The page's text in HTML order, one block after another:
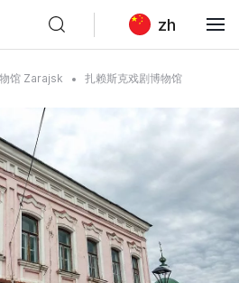
zh
馆 Zarajsk 扎赖斯克戏剧博物馆